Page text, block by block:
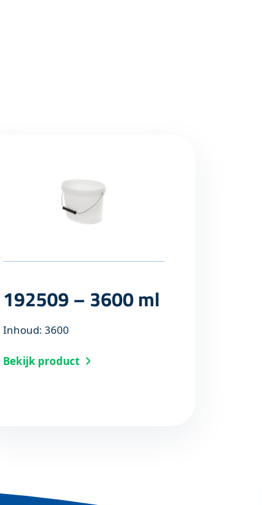
192509 – 3600 ml
Inhoud: 3600
Bekijk product